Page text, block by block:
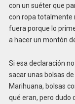
con un suéter que
con ropa totalmente
fuera porque lo
a hacer un montón
Si esa declaración
sacar unas bolsas
Marihuana, bolsas
qué eran, pero dudo